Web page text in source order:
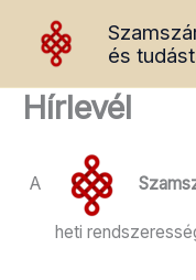
content
és
Hírlevél
A
heti